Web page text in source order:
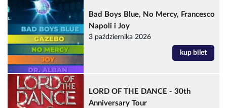
Bad Boys Blue, No Mercy, Francesco
Napoli i Joy
3 października 2026
kup bilet
LORD OF THE DANCE - 30th
Anniversary Tour